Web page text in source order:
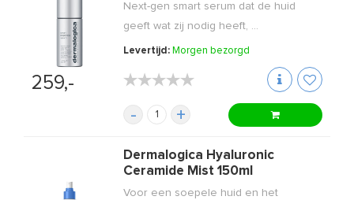
259,-
Next-gen smart serum dat de huid
geeft wat zij nodig heeft, ...
Levertijd: Morgen bezorgd
★★★★★
★★★★★
- +
Dermalogica Hyaluronic
Ceramide Mist 150ml
Voor een soepele huid en het